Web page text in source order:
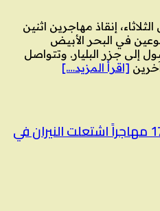
إنقاذ مهاجرين اثنين
في البحر الأبيض
إلى جزر البليار. وتتواصل
[اقرأ المزيد….]
الهجرة عبر المانش: إنقاذ 173 مهاجراً اشتعلت النيران في